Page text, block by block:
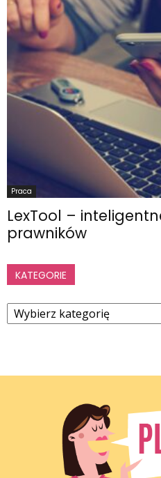
Praca
LexTool –
prawników
KATEGORIE
Kategorie